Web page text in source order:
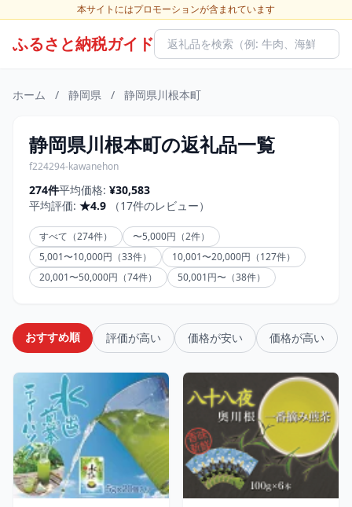
本サイトにはプロモーションが含まれています
ふるさと納税ガイド
ホーム / 静岡県 / 静岡県川根本町
静岡県川根本町の返礼品一覧
f224294-kawanehon
274件平均価格: ¥30,583
平均評価: ★4.9 （17件のレビュー）
すべて（274件）
〜5,000円（2件）
5,001〜10,000円（33件）
10,001〜20,000円（127件）
20,001〜50,000円（74件）
50,001円〜（38件）
おすすめ順 評価が高い 価格が安い 価格が高い